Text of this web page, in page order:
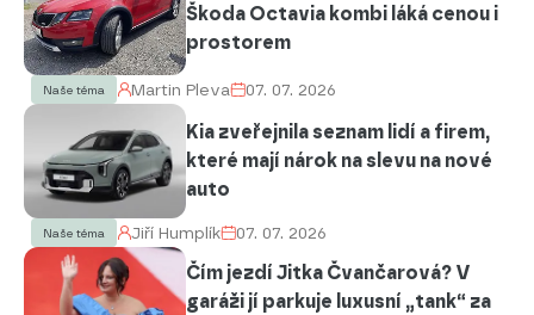
Škoda Octavia kombi láká cenou i
prostorem
Naše téma Martin Pleva 07. 07. 2026
Kia zveřejnila seznam lidí a firem,
které mají nárok na slevu na nové
auto
Naše téma Jiří Humplík 07. 07. 2026
Čím jezdí Jitka Čvančarová? V
garáži jí parkuje luxusní „tank“ za